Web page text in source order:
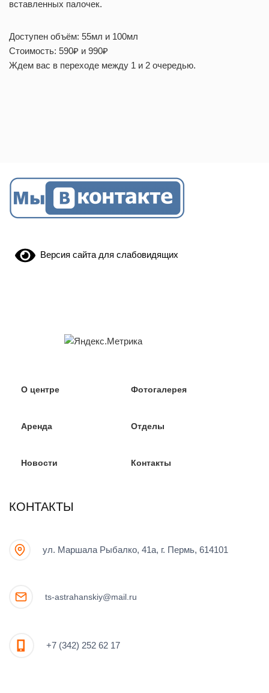
вставленных палочек.
Доступен объём: 55мл и 100мл
Стоимость: 590₽ и 990₽
Ждем вас в переходе между 1 и 2 очередью.
Версия сайта для слабовидящих
О центре Фотогалерея
Аренда Отделы
Новости Контакты
КОНТАКТЫ
ул. Маршала Рыбалко, 41а, г. Пермь, 614101
ts-astrahanskiy@mail.ru
+7 (342) 252 62 17